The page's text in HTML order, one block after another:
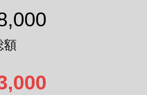
額